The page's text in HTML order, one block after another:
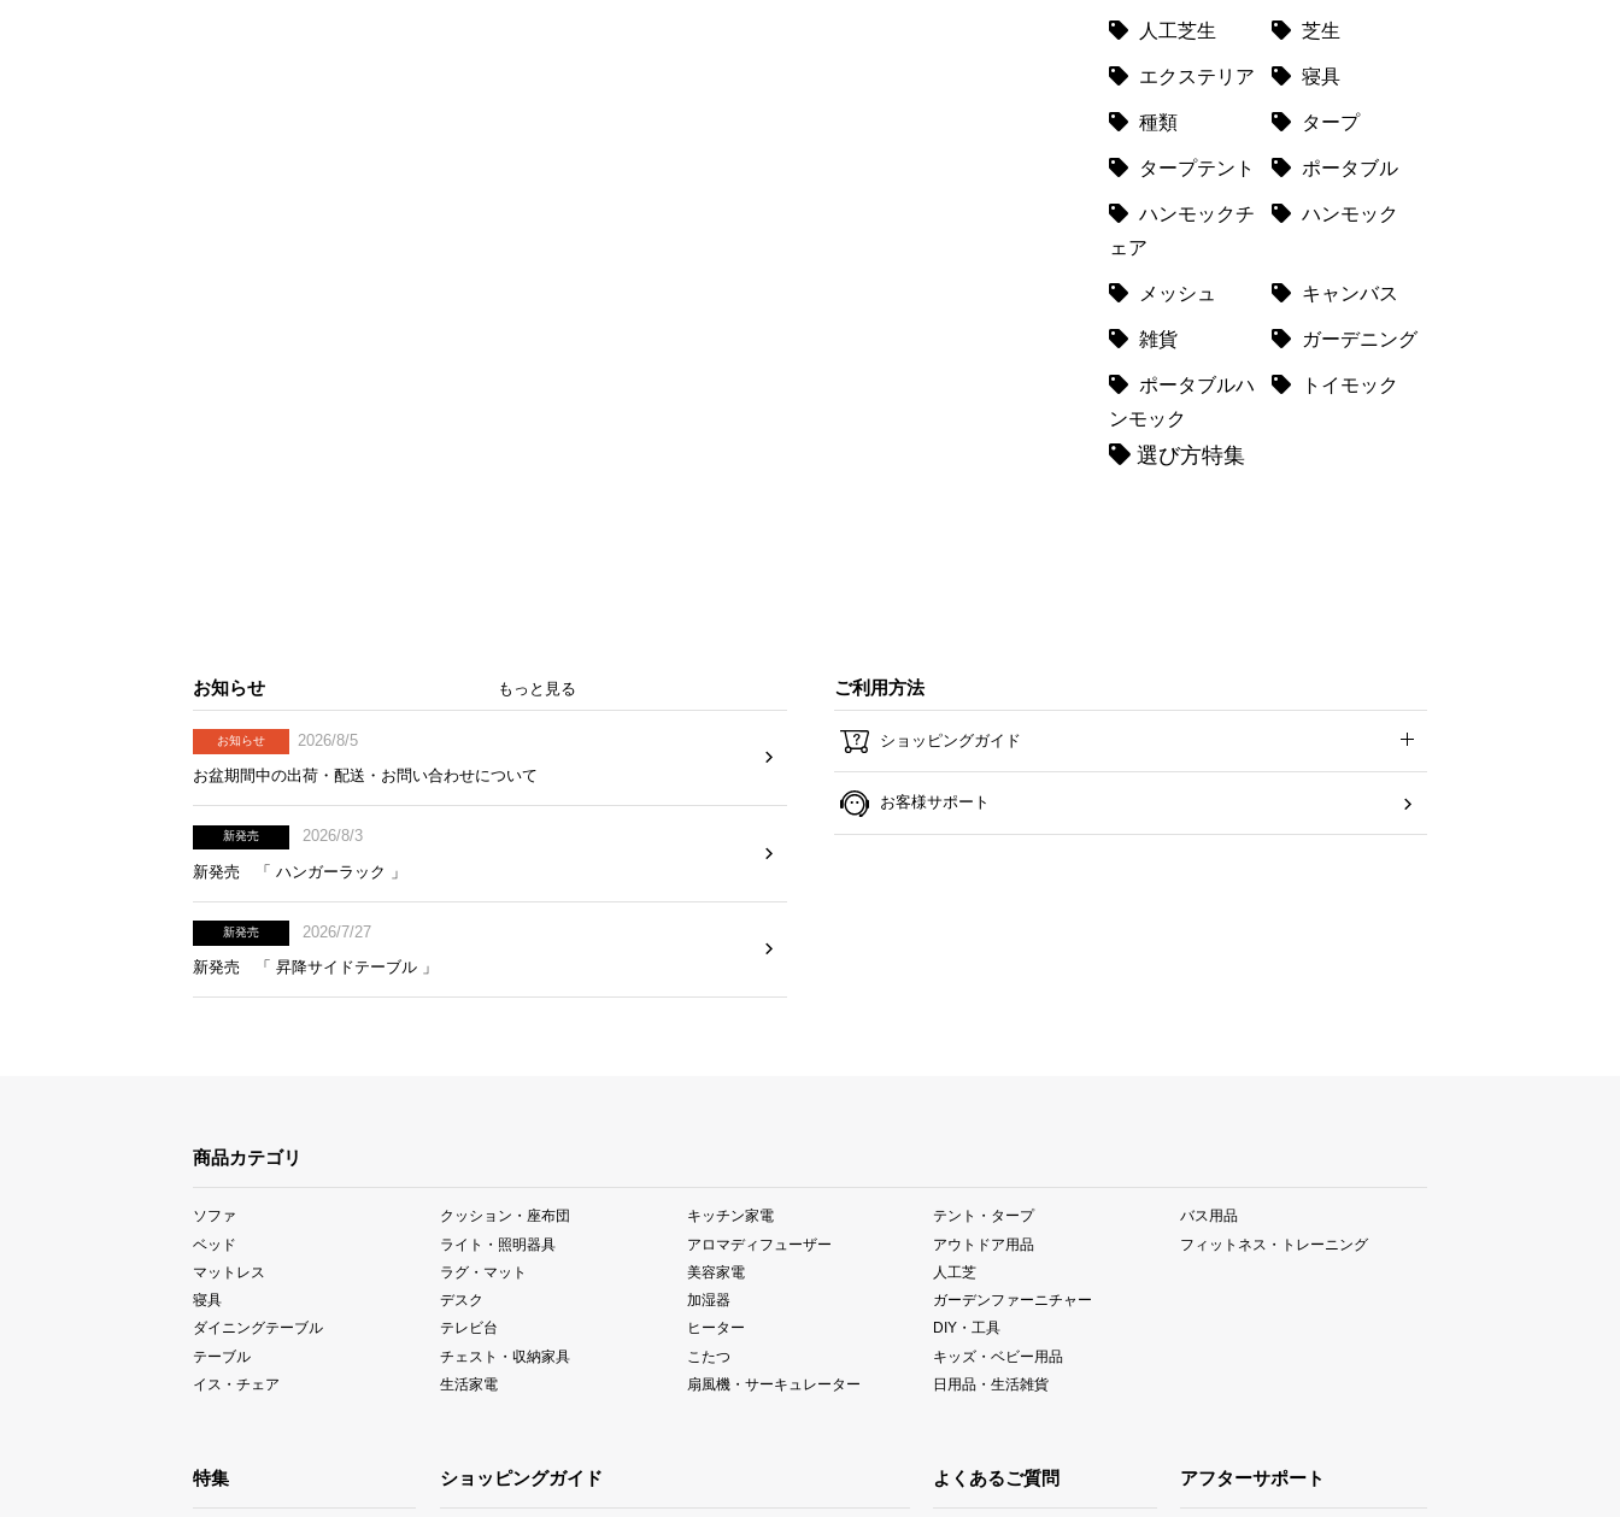
人工芝生 芝生
エクステリア 寝具
種類 タープ
タープテント ポータブル
ハンモックチ
ェア
ハンモック
メッシュ キャンバス
雑貨 ガーデニング
ポータブルハ
ンモック
トイモック
選び方特集
お知らせ もっと見る
お知らせ
2026/8/5
お盆期間中の出荷・配送・お問い合わせについて
新発売
2026/8/3
新発売 「 ハンガーラック 」
新発売
2026/7/27
新発売 「 昇降サイドテーブル 」
ご利用方法
ショッピングガイド
お客様サポート
商品カテゴリ
ソファ
ベッド
マットレス
寝具
ダイニングテーブル
テーブル
イス・チェア
クッション・座布団
ライト・照明器具
ラグ・マット
デスク
テレビ台
チェスト・収納家具
生活家電
キッチン家電
アロマディフューザー
美容家電
加湿器
ヒーター
こたつ
扇風機・サーキュレーター
テント・タープ
アウトドア用品
人工芝
ガーデンファーニチャー
DIY・工具
キッズ・ベビー用品
日用品・生活雑貨
バス用品
フィットネス・トレーニング
特集 ショッピングガイド よくあるご質問 アフターサポート